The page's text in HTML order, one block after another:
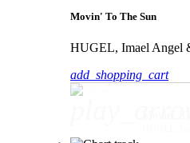
Movin' To The Sun
HUGEL, Imael Angel
add_shopping_cart